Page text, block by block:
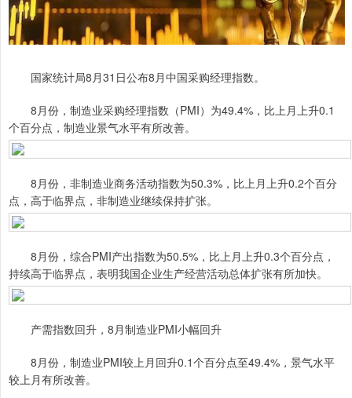
国家统计局8月31日公布8月中国采购经理指数。
8月份，制造业采购经理指数（PMI）为49.4%，比上月上升0.1
个百分点，制造业景气水平有所改善。
8月份，非制造业商务活动指数为50.3%，比上月上升0.2个百分
点，高于临界点，非制造业继续保持扩张。
8月份，综合PMI产出指数为50.5%，比上月上升0.3个百分点，
持续高于临界点，表明我国企业生产经营活动总体扩张有所加快。
产需指数回升，8月制造业PMI小幅回升
8月份，制造业PMI较上月回升0.1个百分点至49.4%，景气水平
较上月有所改善。